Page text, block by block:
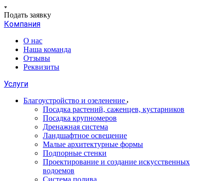
Подать заявку
Компания
О нас
Наша команда
Отзывы
Реквизиты
Услуги
Благоустройство и озеленение
Посадка растений, саженцев, кустарников
Посадка крупномеров
Дренажная система
Ландшафтное освещение
Малые архитектурные формы
Подпорные стенки
Проектирование и создание искусственных
водоемов
Система полива